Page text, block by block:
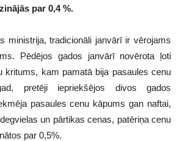
par 0,4 %.
ministrija, tradicionāli janvārī ir vērojams
Pēdējos gados janvārī novērota ļoti
kritums, kam pamatā bija pasaules cenu
pretēji iepriekšējos divos gados
pasaules cenu kāpums gan naftai,
un pārtikas cenas, patēriņa cenu
par 0,5%.